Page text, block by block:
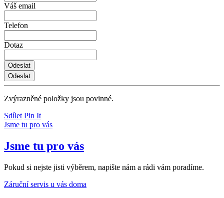
Váš email
Telefon
Dotaz
Zvýrazněné položky jsou povinné.
Sdílet Pin It
Jsme tu pro vás
Jsme tu pro vás
Pokud si nejste jisti výběrem, napište nám a rádi vám poradíme.
Záruční servis u vás doma